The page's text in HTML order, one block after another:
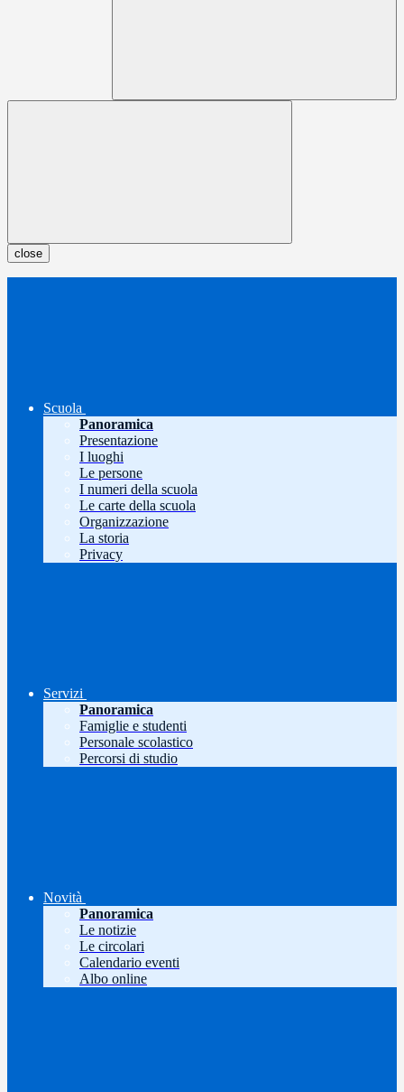
close
Scuola
Panoramica
Presentazione
I luoghi
Le persone
I numeri della scuola
Le carte della scuola
Organizzazione
La storia
Privacy
Servizi
Panoramica
Famiglie e studenti
Personale scolastico
Percorsi di studio
Novità
Panoramica
Le notizie
Le circolari
Calendario eventi
Albo online